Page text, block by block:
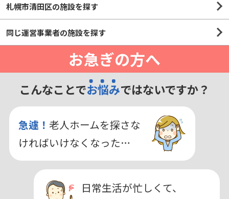
札幌市清田区の施設を探す
同じ運営事業者の施設を探す
お急ぎの方へ
こんなことでお悩みではないですか？
急遽！ 老人ホームを探さな
ければいけなくなった…
日常生活が忙しくて、